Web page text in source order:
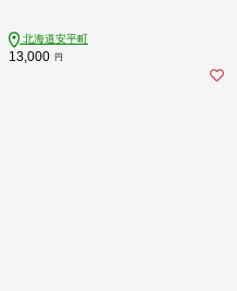
北海道安平町
13,000 円